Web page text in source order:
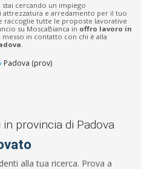
stai cercando un impiego
attrezzatura e arredamento per il tuo
raccoglie tutte le proposte lavorative
su MoscaBianca in offro lavoro in
in contatto con chi è alla
.
Padova (prov)
provincia di Padova
alla tua ricerca. Prova a